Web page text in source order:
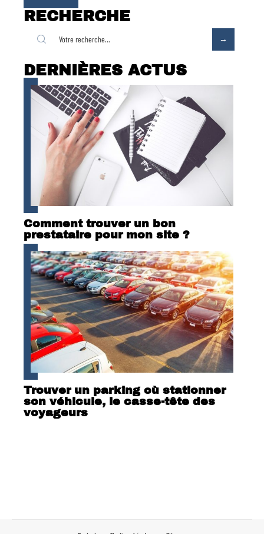
RECHERCHE
DERNIÈRES ACTUS
Comment trouver un bon
prestataire pour mon site ?
Trouver un parking où stationner
son véhicule, le casse-tête des
voyageurs